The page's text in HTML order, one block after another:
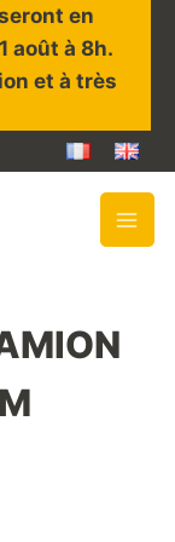
en
août à 8h.
et à très